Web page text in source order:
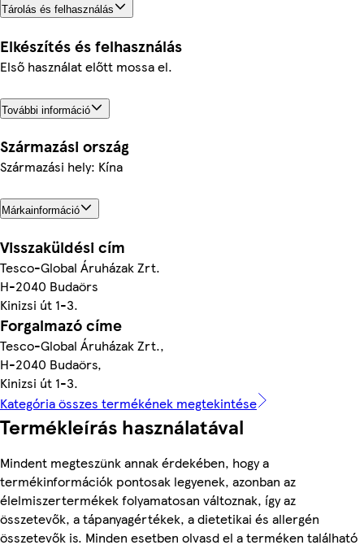
Tárolás és felhasználás
Elkészítés és felhasználás
Első használat előtt mossa el.
További információ
Származási ország
Származási hely: Kína
Márkainformáció
Visszaküldési cím
Tesco-Global Áruházak Zrt.
H-2040 Budaörs
Kinizsi út 1-3.
Forgalmazó címe
Tesco-Global Áruházak Zrt.,
H-2040 Budaörs,
Kinizsi út 1-3.
Kategória összes termékének megtekintése
Termékleírás használatával
Mindent megteszünk annak érdekében, hogy a
termékinformációk pontosak legyenek, azonban az
élelmiszertermékek folyamatosan változnak, így az
összetevők, a tápanyagértékek, a dietetikai és allergén
összetevők is. Minden esetben olvasd el a terméken található